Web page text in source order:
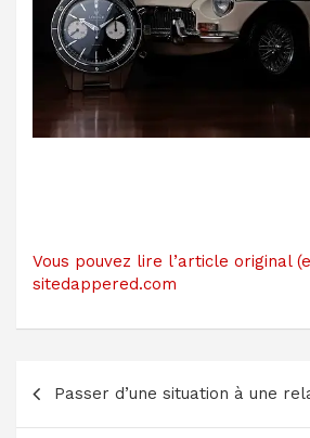
Vous pouvez lire l’article original
sitedappered.com
Navigation
de
Passer d’une situation à une